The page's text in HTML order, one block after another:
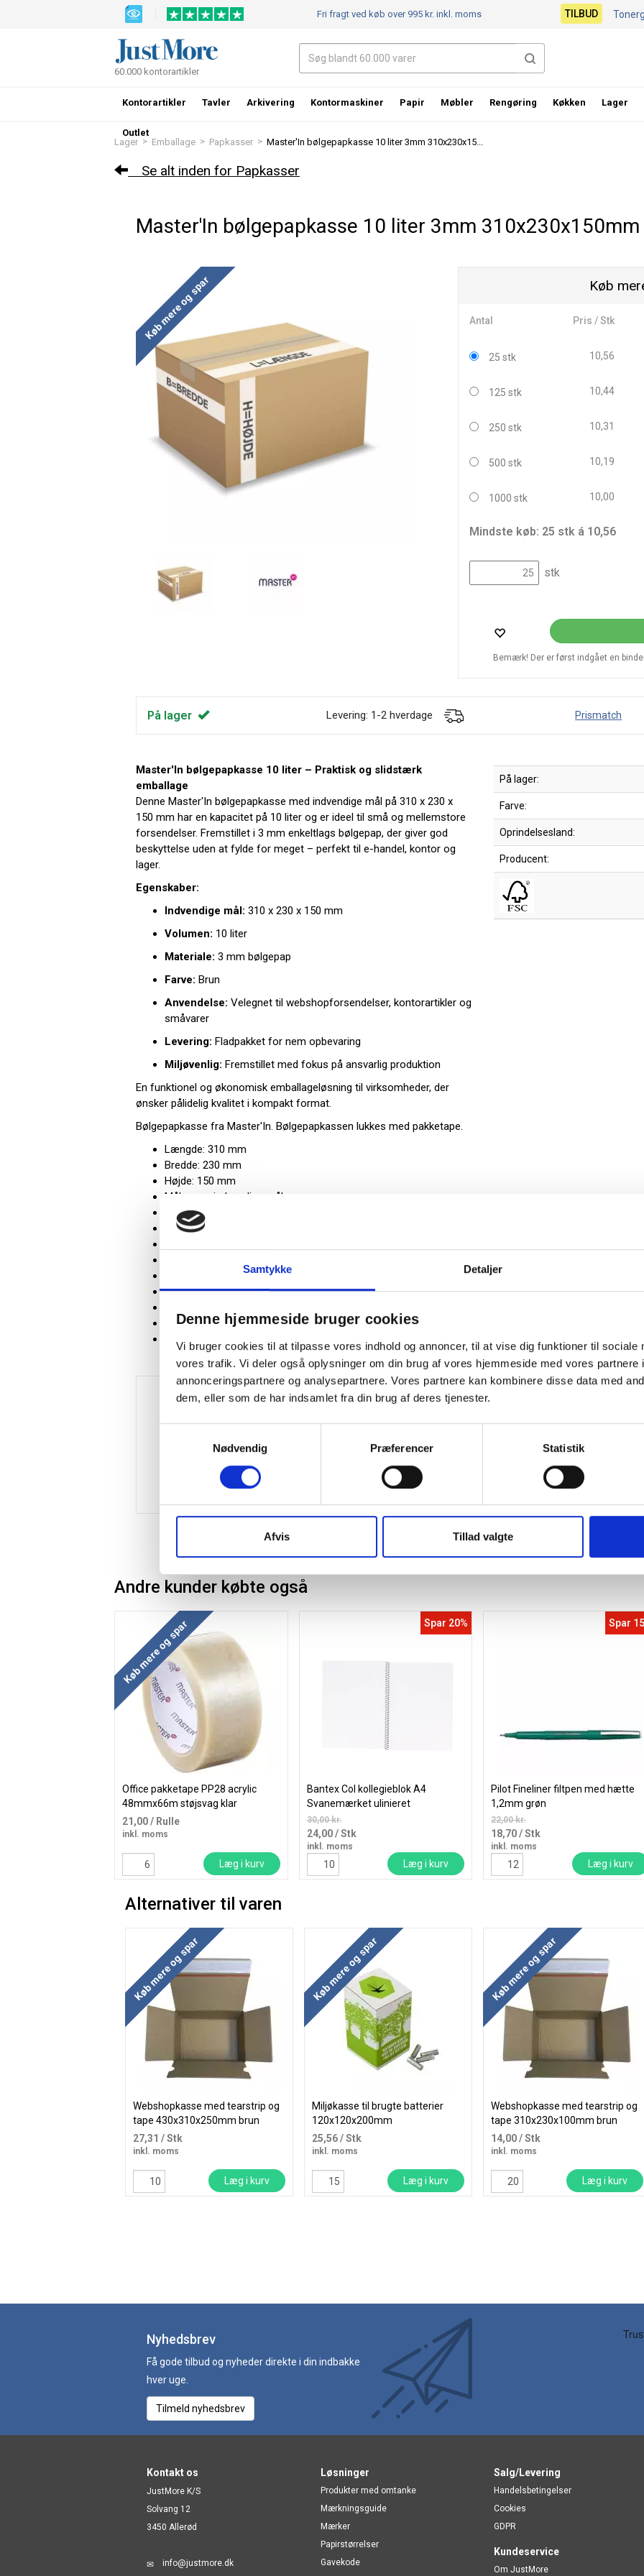
Samtykke Detaljer
Denne hjemmeside bruger cookies
Vi bruger cookies til at tilpasse vores indhold og annoncer, til at vise dig funktioner til sociale
vores trafik. Vi deler også oplysninger om din brug af vores hjemmeside med vores partnere
annonceringspartnere og analysepartnere. Vores partnere kan kombinere disse data med
dem, eller som de har indsamlet fra din brug af deres tjenester.
Nødvendig
Præferencer Statistik
Afvis Tillad valgte
Lager > Emballage > Papkasser > Master'In bølgepapkasse 10 liter 3mm 310x230x15...
Se alt inden for Papkasser
Master'In bølgepapkasse 10 liter 3mm 310x230x150mm
Køb mere og spar Køb
Antal Pris / Stk
25 stk 10,56
125 stk 10,44
250 stk 10,31
500 stk 10,19
1000 stk 10,00
Mindste køb: 25 stk á 10,56
stk
Bemærk! Der er først indgået en
På lager Levering: 1-2 hverdage Prismatch
Master'In bølgepapkasse 10 liter – Praktisk og slidstærk
emballage
Denne Master'In bølgepapkasse med indvendige mål på 310 x 230 x
150 mm har en kapacitet på 10 liter og er ideel til små og mellemstore
forsendelser. Fremstillet i 3 mm enkeltlags bølgepap, der giver god
beskyttelse uden at fylde for meget – perfekt til e-handel, kontor og
lager.
Egenskaber:
Indvendige mål: 310 x 230 x 150 mm
Volumen: 10 liter
Materiale: 3 mm bølgepap
Farve: Brun
Anvendelse: Velegnet til webshopforsendelser, kontorartikler og
småvarer
Levering: Fladpakket for nem opbevaring
Miljøvenlig: Fremstillet med fokus på ansvarlig produktion
En funktionel og økonomisk emballageløsning til virksomheder, der
ønsker pålidelig kvalitet i kompakt format.
Bølgepapkasse fra Master'In. Bølgepapkassen lukkes med pakketape.
Længde: 310 mm
Bredde: 230 mm
Højde: 150 mm
Målene er indvendige mål
Liter: 10 liter
Tykkelse: 3 mm
Pr. bundt: 25 stk.
Varenummer: 1616193
Master'In kvalitet: Access
På lager:
Farve:
Oprindelsesland:
Producent:
Andre kunder købte også
Køb mere og spar
Office pakketape PP28 acrylic
48mmx66m støjsvag klar
21,00/ Rulle
inkl. moms
Læg i kurv
Spar 20%
Bantex Col kollegieblok A4
Svanemærket ulinieret
30,00 kr.
24,00/ Stk
inkl. moms
Læg i kurv
Spar
Pilot Fineliner filtpen med hætte
1,2mm grøn
22,00 kr.
18,70/ Stk
inkl. moms
Læg i kurv
Alternativer til varen
Køb mere og spar
Webshopkasse med tearstrip og
tape 430x310x250mm brun
27,31 / Stk
inkl. moms
Læg i kurv
Køb mere og spar
Miljøkasse til brugte batterier
120x120x200mm
25,56/ Stk
inkl. moms
Læg i kurv
Køb mere og spar
Webshopkasse med tearstrip og
tape 310x230x100mm brun
14,00/ Stk
inkl. moms
Læg i kurv
Fri fragt ved køb over 995 kr.inkl. moms TILBUD
60.000 kontorartikler
Kontorartikler Tavler Arkivering Kontormaskiner Papir Møbler Rengøring Køkken Lager
Outlet
Nyhedsbrev
Få gode tilbud og nyheder direkte i din indbakke
hver uge.
Tilmeld nyhedsbrev
Kontakt os
JustMore K/S
Solvang 12
3450 Allerød
info@justmore.dk
Løsninger
Produkter med omtanke
Mærkningsguide
Mærker
Papirstørrelser
Gavekode
Salg/Levering
Handelsbetingelser
Cookies
GDPR
Kundeservice
Om JustMore